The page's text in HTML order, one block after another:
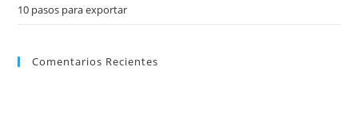
10 pasos para exportar
Comentarios Recientes